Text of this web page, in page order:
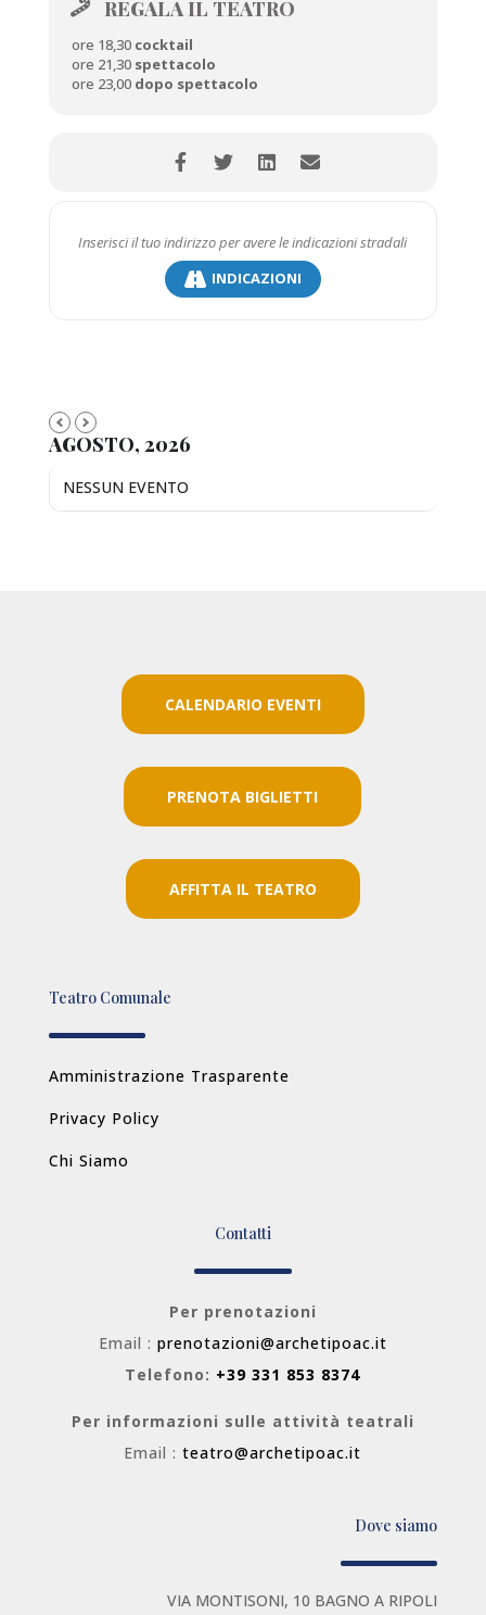
REGALA IL TEATRO
ore 18,30 cocktail
ore 21,30 spettacolo
ore 23,00 dopo spettacolo
INDICAZIONI
AGOSTO, 2026
NESSUN EVENTO
CALENDARIO EVENTI
PRENOTA BIGLIETTI
AFFITTA IL TEATRO
Teatro Comunale
Amministrazione Trasparente
Privacy Policy
Chi Siamo
Contatti
Per prenotazioni
Email : prenotazioni@archetipoac.it
Telefono: +39 331 853 8374
Per informazioni sulle attività teatrali
Email :teatro@archetipoac.it
Dove siamo
VIA MONTISONI, 10 BAGNO A RIPOLI